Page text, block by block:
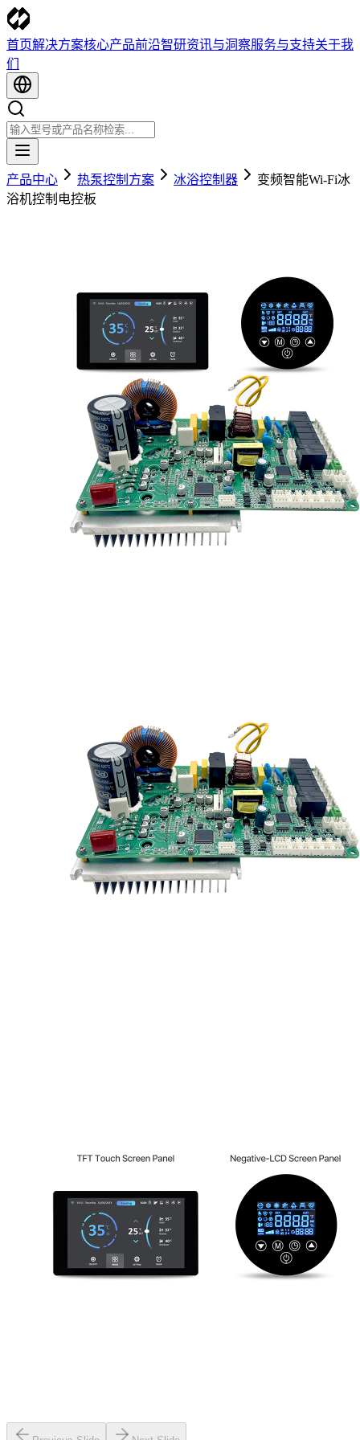
首页解决方案核心产品前沿智研资讯与洞察服务与支持关于我
们
产品中心 热泵控制方案 冰浴控制器
变频智能Wi-Fi冰
浴机控制电控板